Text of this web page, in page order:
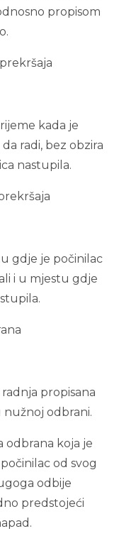
propisom
kada je
radi, bez obzira
nastupila.
gdje je počinilac
i u mjestu gdje
propisana
nužnoj odbrani.
odbrana koja je
od svog
odbije
predstojeći